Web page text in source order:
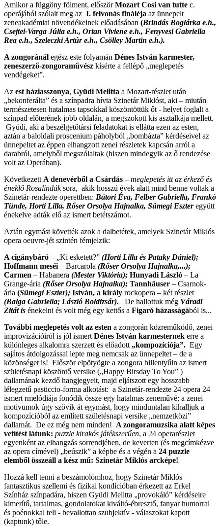
Amikor a függöny fölment, előszörMozart Cosi van tutte c.
operájából szólalt meg az I. felvonás fináléja az ünnepelt
zeneakadémiai növendékeinek előadásában (Brindás Boglárka e.h.,
Csejtei-Varga Júlia e.h., Ortan Viviene e.h., Fenyvesi Gabriella
Rea e.h., Szeleczki Artúr e.h., Csölley Martin e.h.).
A zongoránál egész este folyamán Dénes István karmester,
zeneszerző-zongoraművész kísérte a fellépő „meglepetés
vendégeket”.
Az est háziasszonya, Gyüdi Melitta a Mozart-részlet után
„bekonferálta” és a színpadra hívta Szinetár Miklóst, aki – miután
természetesen hatalmas tapsokkal köszöntöttük őt - helyet foglalt a
színpad előterének jobb oldalán, a megszokott kis asztalkája mellett.
Gyüdi, aki a beszélgetőtársi feladatokat is ellátta ezen az esten,
aztán a baloldali proscenium páholyból „bombázta” kérdéseivel az
ünnepeltet az éppen elhangzott zenei részletek kapcsán arról a
darabról, amelyből megszólaltak (hiszen mindegyik az ő rendezése
volt az Operában).
Következett A denevérből a Csárdás – meglepetés itt az érkező és
éneklő Rosalindáksora, akik hosszú évek alatt mind benne voltak a
Szinetár-rendezte operettben: Bátori Éva, Felber Gabriella, Frankó
Tünde, Horti Lilla, Rőser Orsolya Hajnalka, Sümegi Eszteregyütt
énekelve adták elő az ismert betétszámot.
Aztán egymást követték azok a dalbetétek, amelyek Szinetár Miklós
opera oeuvre-jét szintén fémjelzik:
A cigánybáró – „Ki esketett?” (Horti Lilla és Pataky Dániel);
Hoffmann meséi – Barcarola (Rőser Orsolya Hajnalka,...);
Carmen – Habanera (Mester Viktória); Hunyadi László – La
Grange-ária (Rőser Orsolya Hajnalka); Tannhäuser – Csarnok-
ária (Sümegi Eszter); István, a király rockopera – két részlet
(Balga Gabriella; László Boldizsár). De hallottuk még Váradi
Zitát is énekelni és volt még egy kettős a Figaró házasságából is...
További meglepetés volt az esten a zongorán közreműködő, zenei
improvizációiról is jól ismert Dénes István karmesternek erre a
különleges alkalomra szerzett és előadott „kompozíciója”. Egy
sajátos átdolgozással lepte meg nemcsak az ünnepeltet – de a
közönséget is! Először elpötyögte a zongora billentyűin az ismert
születésnapi köszöntő versike („Happy Birsday To You” )
dallamának kezdő hangjegyeit, majd eljátszott egy hosszabb
lélegzetű pasticcio-forma alkotást: a Szinetár-rendezte 24 opera 24
ismert rmelódiája fonódik össze egy hatalmas zeneművé; a zenei
motívumok úgy szővik át egymást, hogy minduntalan kihalljuk a
kompozícióból az említett születésnapi versike „nemzetközi”
dallamát. De ez még nem minden! A zongoramuzsika alatt képes
vetítést látunk: puzzle kirakós játékszerűen, a 24 operarészlet
egyenként az elhangzás sorrendjében, de keverten (és megcímkézve
az opera címével) „beúszik” a képbe és a végén a 24 puzzle
elemből összeáll a kész mű: Szinetár Miklós arcképe!
Hozzá kell tenni a beszámolómhoz, hogy Szinetár Miklós
fantasztikus szellemi és fizikai kondícióban érkezett az Erkel
Színház színpadára, hiszen Gyüdi Melitta „provokáló” kérdéseire
kimerítő, tartalmas, gondolatokat kiváltó-ébresztő, fanyar humorral
és poénokkal teli - bevallottan szubjektív - válaszokat kapott
(kaptunk) tőle.